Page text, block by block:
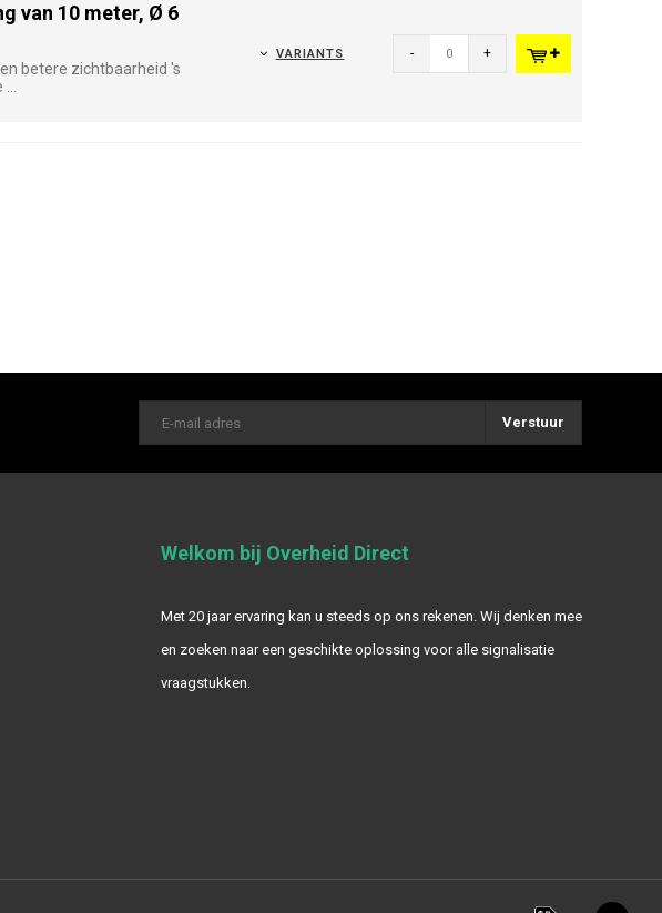
van 10 meter, Ø 6
betere zichtbaarheid 's
...
VARIANTS - +
Verstuur
Welkom bij Overheid Direct
Met 20 jaar ervaring kan u steeds op ons rekenen. Wij denken mee
en zoeken naar een geschikte oplossing voor alle signalisatie
vraagstukken.